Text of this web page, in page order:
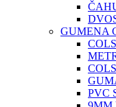
GUMENA
PVC